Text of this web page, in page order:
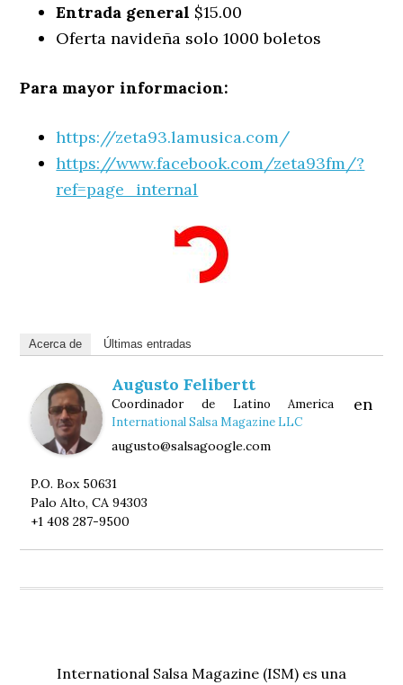
Entrada general $15.00
Oferta navideña solo 1000 boletos
Para mayorinformacion:
https://zeta93.lamusica.com/
https://www.facebook.com/zeta93fm/?
ref=page_internal
Acerca de Últimas entradas
Augusto Felibertt
Coordinador de Latino America en
International Salsa Magazine LLC
augusto@salsagoogle.com
P.O. Box 50631
Palo Alto, CA 94303
+1 408 287-9500
International Salsa Magazine (ISM) es una